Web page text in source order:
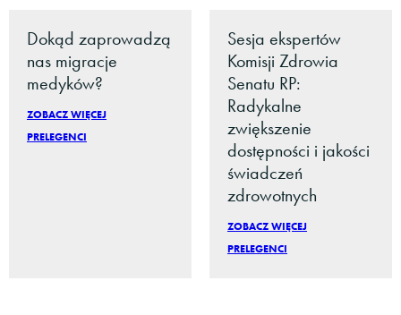
Dokąd zaprowadzą
nas migracje
medyków?
ZOBACZ WIĘCEJ
PRELEGENCI
Sesja ekspertów
Komisji Zdrowia
Senatu RP:
Radykalne
zwiększenie
dostępności i jakości
świadczeń
zdrowotnych
ZOBACZ WIĘCEJ
PRELEGENCI